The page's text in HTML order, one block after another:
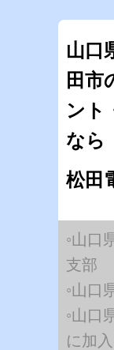
山口
田市
ント
なら
松田
◦山口
支部
◦山口
◦山口
に加